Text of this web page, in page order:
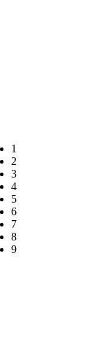
1
2
3
4
5
6
7
8
9